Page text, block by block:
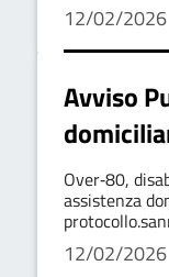
12/02/2026
Avviso
Over‑80,
assistenza
all'Ufficio
27/02/2026.
12/02/2026